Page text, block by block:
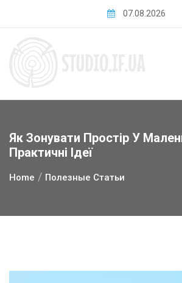
07.08.2026
Як Зонувати Простір У
Практичні Ідеї
Home Полезные Статьи